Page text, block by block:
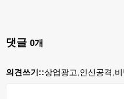
댓글 0개
의견쓰기::상업광고,인신공격,